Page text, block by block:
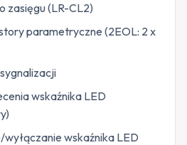
zasięgu (LR-CL2)
parametryczne (2EOL: 2 x
wskaźnika LED
wyłączanie wskaźnika LED